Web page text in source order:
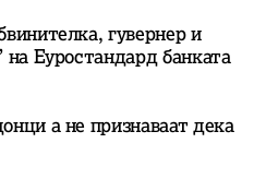
гувернер и
Еуростандард банката
а не признаваат дека